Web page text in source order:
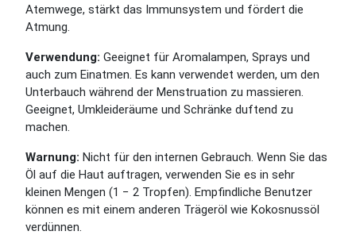
Atemwege, stärkt das Immunsystem und fördert die
Atmung.
Verwendung: Geeignet für Aromalampen, Sprays und
auch zum Einatmen. Es kann verwendet werden, um den
Unterbauch während der Menstruation zu massieren.
Geeignet, Umkleideräume und Schränke duftend zu
machen.
Warnung: Nicht für den internen Gebrauch. Wenn Sie das
Öl auf die Haut auftragen, verwenden Sie es in sehr
kleinen Mengen (1 − 2 Tropfen). Empfindliche Benutzer
können es mit einem anderen Trägeröl wie Kokosnussöl
verdünnen.